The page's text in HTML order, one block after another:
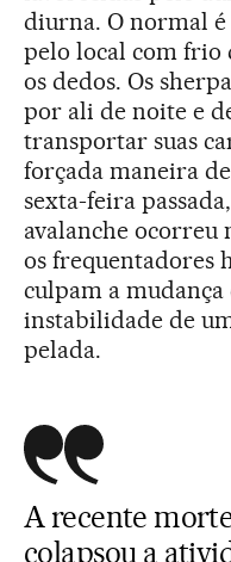
diurna. O normal é
pelo local com frio
os dedos. Os
por ali de noite e
transportar suas
forçada maneira
sexta-feira
avalanche ocorreu
os frequentadores
culpam a
instabilidade de
pelada.
A recente
colapsou a